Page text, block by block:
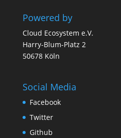
Powered by
Cloud Ecosystem e.V.
Harry-Blum-Platz 2
50678 Köln
Social Media
Facebook
Twitter
Github